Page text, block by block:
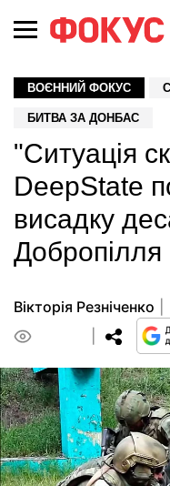
ВОЄННИЙ ФОКУС
БИТВА ЗА ДОНБАС
"Ситуація
DeepState
висадку
Добропілля
Вікторія Резніченко